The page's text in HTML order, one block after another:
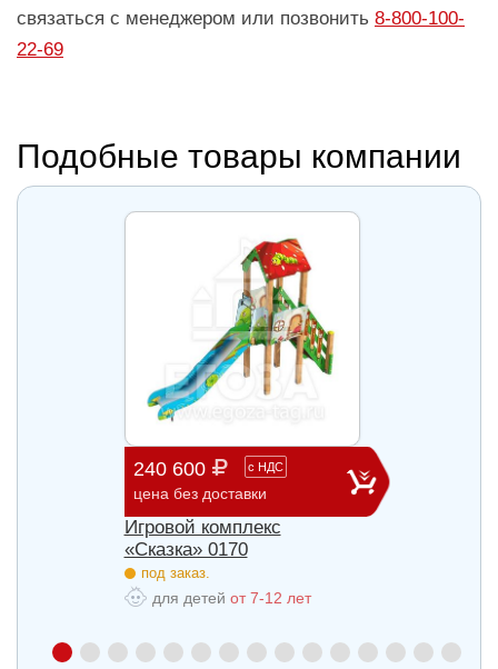
связаться с менеджером или позвонить 8-800-100-
22-69
Подобные товары компании
240 600 с НДС
цена без доставки
Игровой комплекс
«Сказка» 0170
под заказ.
для детей от 7-12 лет